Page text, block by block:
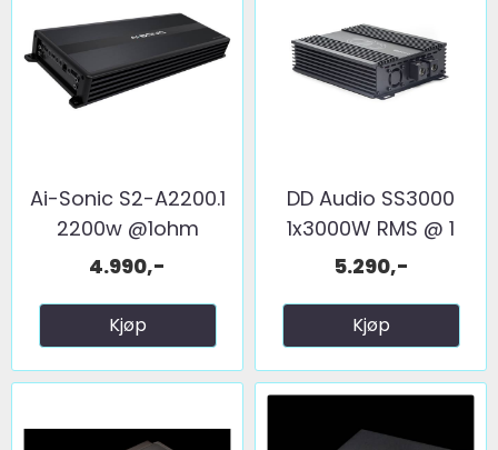
Ai-Sonic S2-A2200.1
2200w @1ohm
4.990,-
Kjøp
DD Audio SS3000
1x3000W RMS @ 1
ohm
5.290,-
Kjøp